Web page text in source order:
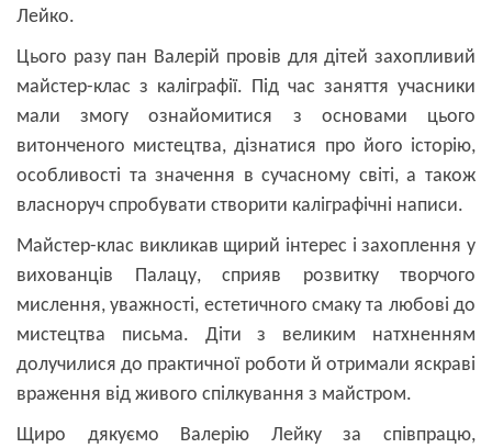
Лейко.
Цього разу пан Валерій провів для дітей захопливий
майстер-клас з каліграфії. Під час заняття учасники
мали змогу ознайомитися з основами цього
витонченого мистецтва, дізнатися про його історію,
особливості та значення в сучасному світі, а також
власноруч спробувати створити каліграфічні написи.
Майстер-клас викликав щирий інтерес і захоплення у
вихованців Палацу, сприяв розвитку творчого
мислення, уважності, естетичного смаку та любові до
мистецтва письма. Діти з великим натхненням
долучилися до практичної роботи й отримали яскраві
враження від живого спілкування з майстром.
Щиро дякуємо Валерію Лейку за співпрацю,